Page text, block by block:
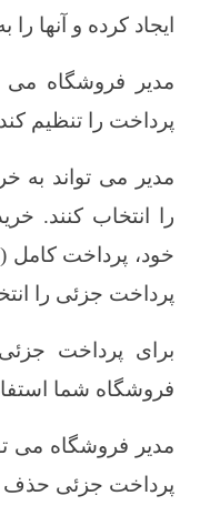
ایجاد کرده و آنها
مدیر فروشگاه می
پرداخت را تنظیم
مدیر می تواند به
را انتخاب کنند.
خود، پرداخت کامل
پرداخت جزئی را
برای پرداخت
فروشگاه شما
مدیر فروشگاه می
پرداخت جزئی حذف